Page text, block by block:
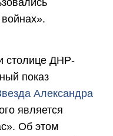
столице ДНР-
показ
Александра
является
Об этом